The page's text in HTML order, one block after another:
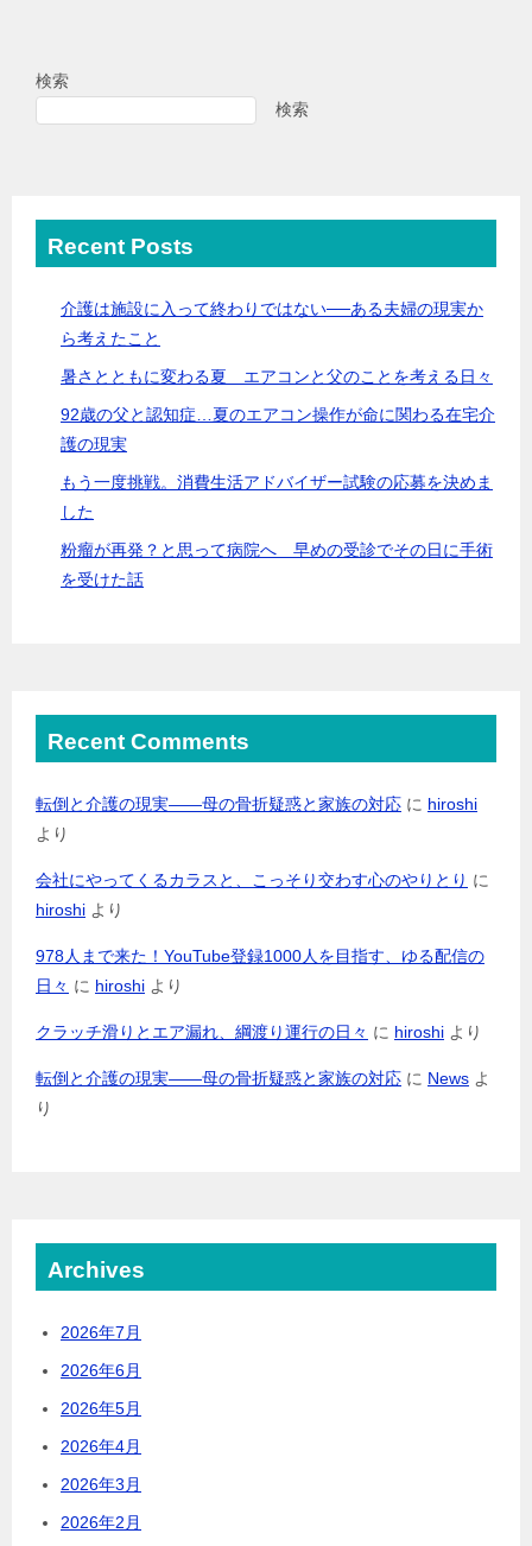
検索
検索
Recent Posts
介護は施設に入って終わりではない──ある夫婦の現実か
ら考えたこと
暑さとともに変わる夏 エアコンと父のことを考える日々
92歳の父と認知症…夏のエアコン操作が命に関わる在宅介
護の現実
もう一度挑戦。消費生活アドバイザー試験の応募を決めま
した
粉瘤が再発？と思って病院へ 早めの受診でその日に手術
を受けた話
Recent Comments
転倒と介護の現実――母の骨折疑惑と家族の対応 に hiroshi
より
会社にやってくるカラスと、こっそり交わす心のやりとり に
hiroshi より
978人まで来た！YouTube登録1000人を目指す、ゆる配信の
日々 に hiroshi より
クラッチ滑りとエア漏れ、綱渡り運行の日々 に hiroshi より
転倒と介護の現実――母の骨折疑惑と家族の対応 に News よ
り
Archives
2026年7月
2026年6月
2026年5月
2026年4月
2026年3月
2026年2月